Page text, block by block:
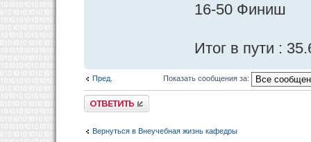
16-50 Финиш
Итог в пути :
Пред. Показать сообщения за:
Ответить
Вернуться в Внеучебная жизнь кафедры